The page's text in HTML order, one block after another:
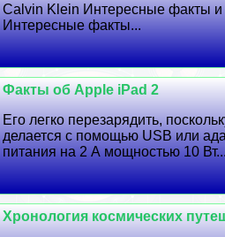
Calvin Klein Интересные факты и
Интересные факты...
Факты об Apple iPad 2
Его легко перезарядить,
делается с помощью USB или
питания на 2 А мощностью 10 Вт...
Хронология космических